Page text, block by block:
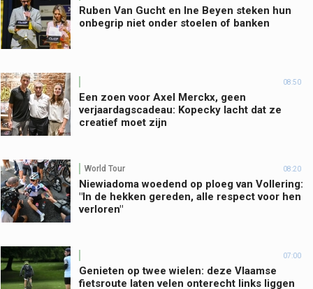
Ruben Van Gucht en Ine Beyen steken hun
onbegrip niet onder stoelen of banken
08:50
Een zoen voor Axel Merckx, geen
verjaardagscadeau: Kopecky lacht dat ze
creatief moet zijn
World Tour 08:20
Niewiadoma woedend op ploeg van Vollering:
"In de hekken gereden, alle respect voor hen
verloren"
07:00
Genieten op twee wielen: deze Vlaamse
fietsroute laten velen onterecht links liggen